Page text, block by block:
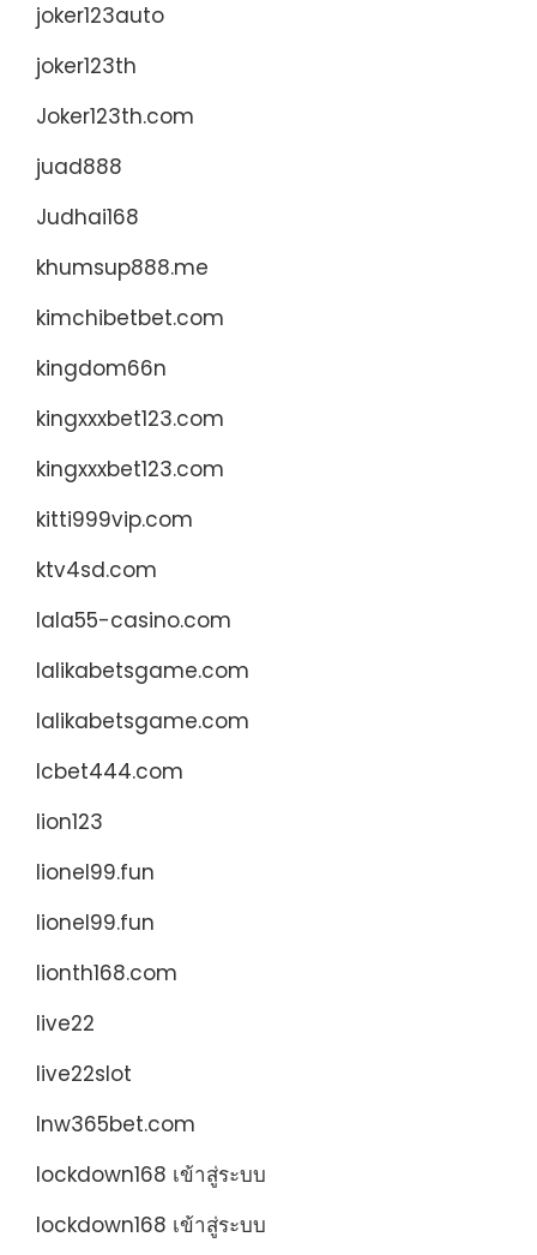
joker123auto
joker123th
Joker123th.com
juad888
Judhai168
khumsup888.me
kimchibetbet.com
kingdom66n
kingxxxbet123.com
kingxxxbet123.com
kitti999vip.com
ktv4sd.com
lala55-casino.com
lalikabetsgame.com
lalikabetsgame.com
lcbet444.com
lion123
lionel99.fun
lionel99.fun
lionth168.com
live22
live22slot
lnw365bet.com
lockdown168 เข้าสู่ระบบ
lockdown168 เข้าสู่ระบบ